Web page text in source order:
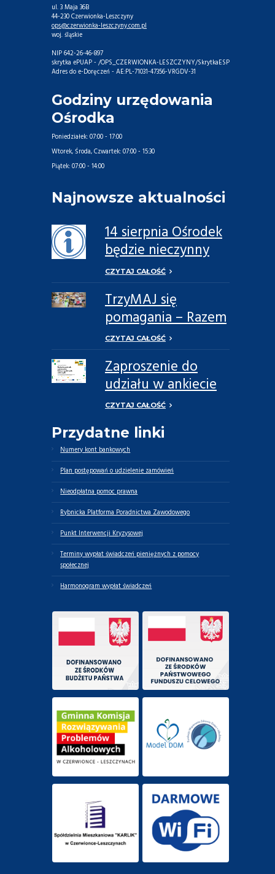
ul. 3 Maja 36B
44-230 Czerwionka-Leszczyny
ops@czerwionka-leszczyny.com.pl
woj. śląskie
NIP 642-26-46-897
skrytka ePUAP - /OPS_CZERWIONKA-LESZCZYNY/SkrytkaESP
Adres do e-Doręczeń - AE:PL-71031-47356-VRGDV-31
Godziny urzędowania
Ośrodka
Poniedziałek:07:00 - 17:00
Wtorek, Środa, Czwartek:07:00 - 15:30
Piątek:07:00 - 14:00
Najnowsze aktualności
14 sierpnia Ośrodek
będzie nieczynny
CZYTAJ CAŁOŚĆ
TrzyMAJ się
pomagania – Razem
Możemy Więcej
CZYTAJ CAŁOŚĆ
Zaproszenie do
udziału w ankiecie
dotyczącej potrzeb
opiekunów
faktycznych oraz
osób zależnych
CZYTAJ CAŁOŚĆ
Przydatne linki
Numery kont bankowych
Plan postępowań o udzielenie zamówień
Nieodpłatna pomoc prawna
Rybnicka Platforma Poradnictwa Zawodowego
Punkt Interwencji Kryzysowej
Terminy wypłat świadczeń pieniężnych z pomocy
społecznej
Harmonogram wypłat świadczeń